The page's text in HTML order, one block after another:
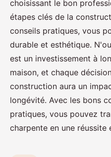
choisissant le bon
étapes clés de la
conseils pratiques, vous
durable et esthétique.
est un investissement à
maison, et chaque
construction aura un
longévité. Avec les bons
pratiques, vous pouvez
charpente en une réussite